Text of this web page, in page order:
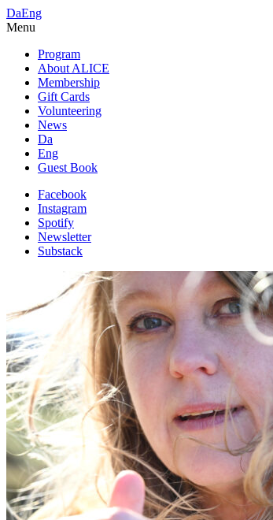
DaEng
Menu
Program
About ALICE
Membership
Gift Cards
Volunteering
News
Da
Eng
Guest Book
Facebook
Instagram
Spotify
Newsletter
Substack